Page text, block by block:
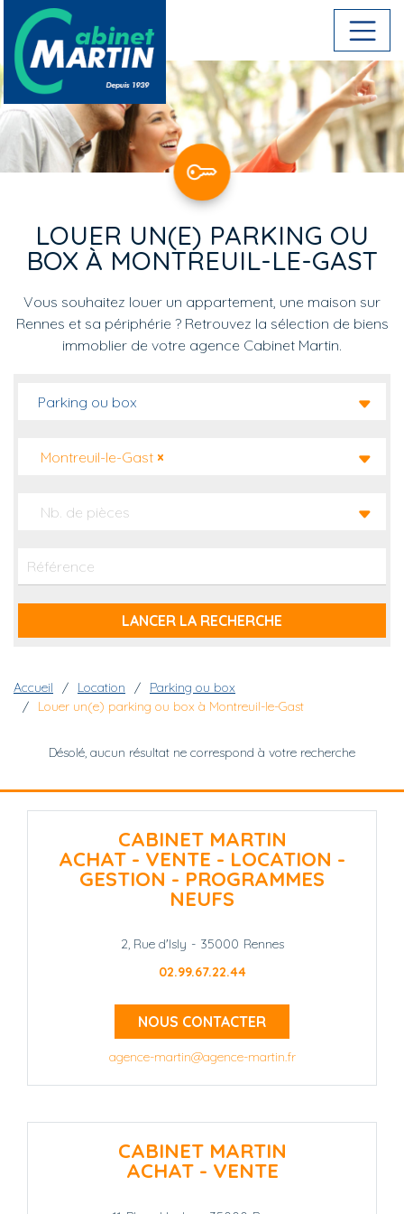
Aller au contenu principal
LOUER UN(E) PARKING OU
BOX À MONTREUIL-LE-GAST
Vous souhaitez louer un appartement, une maison sur
Rennes et sa périphérie ? Retrouvez la sélection de biens
immoblier de votre agence Cabinet Martin.
Parking ou box
×
Montreuil-le-Gast
Nb. de pièces
Fil d'Ariane
Accueil Location
Parking ou box
Louer un(e) parking ou box à Montreuil-le-Gast
Désolé, aucun résultat ne correspond à votre recherche
CABINET MARTIN
ACHAT - VENTE - LOCATION -
GESTION - PROGRAMMES
NEUFS
2, Rue d'Isly - 35000 Rennes
02.99.67.22.44
NOUS CONTACTER
agence-martin@agence-martin.fr
CABINET MARTIN
ACHAT - VENTE